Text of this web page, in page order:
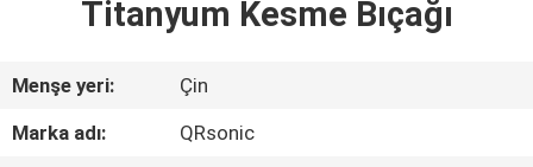
HAKKIMIZDA
FABRIKA
Titanyum Kesme Bıçağı
Menşe yeri:
Çin
Marka adı:
QRsonic